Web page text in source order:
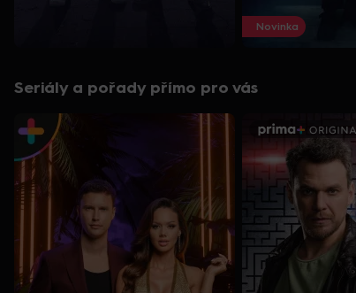
Novinka
Seriály a pořady přímo pro vás